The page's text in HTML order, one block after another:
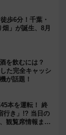
歩6分！千葉・
」が誕生、8月
を飲むには？
た完全キャッシ
が話題！
本を運転！ 終
行き」!? 当日の
観覧席情報まで